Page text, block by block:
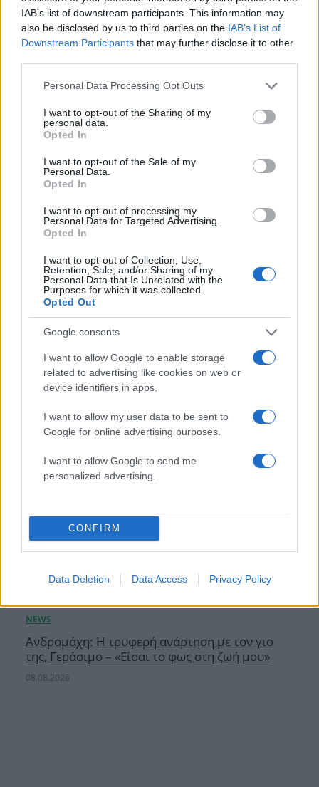
IAB’s list of downstream participants. This information may
also be disclosed by us to third parties on the IAB’s List of
Downstream Participants that may further disclose it to other
Please note that this website/app uses one or more Google
not limited to your visit or usage behaviour. You may click to
grant or deny consent to Google and its third-party tags to
use your data for below specified purposes in below Google
consent section.
Personal Data Processing Opt Outs
I want to opt-out of the Sharing of my
personal data.
Opted In
I want to opt-out of the Sale of my
Personal Data.
Opted In
I want to opt-out of processing my
Personal Data for Targeted Advertising.
Opted In
I want to opt-out of Collection, Use,
Retention, Sale, and/or Sharing of my
Personal Data that Is Unrelated with the
Purposes for which it was collected.
Opted Out
Google consents
I want to allow Google to enable storage
related to advertising like cookies on web or
device identifiers in apps.
I want to allow my user data to be sent to
Google for online advertising purposes.
I want to allow Google to send me
personalized advertising.
CONFIRM
Data Deletion Data Access Privacy Policy
H Βαλέρια Χοψονίδου βάφτισε τον μονάκριβο
γιο της στην Βουλιαγμένη – Φωτογραφίες
09.08.2026
Στέφανος Κασσελάκης: «Η δημιουργία
οικογένειας είναι ένα από τα πιο όμορφα και
δημιουργικά όνειρα που έχω»
08.08.2026
Ανδρομάχη: Η τρυφερή ανάρτηση με τον γιο
της, Γεράσιμο – «Είσαι το φως στη ζωή μου»
08.08.2026